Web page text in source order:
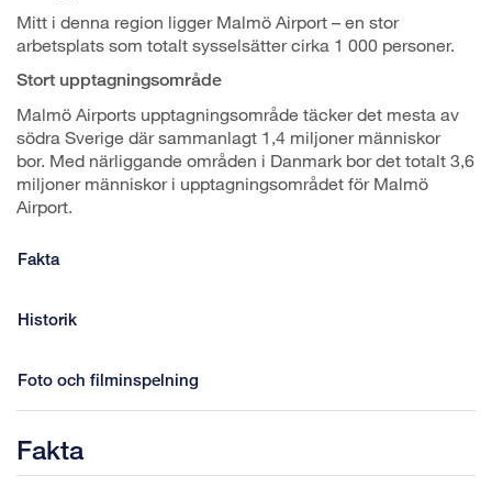
Mitt i denna region ligger Malmö Airport – en stor
arbetsplats som totalt sysselsätter cirka 1 000 personer.
Stort upptagningsområde
Malmö Airports upptagningsområde täcker det mesta av
södra Sverige där sammanlagt 1,4 miljoner människor
bor. Med närliggande områden i Danmark bor det totalt 3,6
miljoner människor i upptagningsområdet för Malmö
Airport.
Fakta
Historik
Foto och filminspelning
Fakta